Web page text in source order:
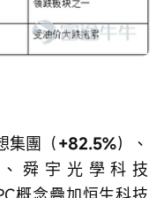
集團（+82.5%）、
舜宇光學科技